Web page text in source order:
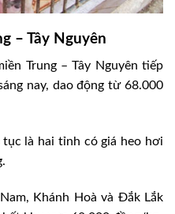
– Tây Nguyên
Trung – Tây Nguyên tiếp
nay, dao động từ 68.000
là hai tỉnh có giá heo hơi
Khánh Hoà và Đắk Lắk